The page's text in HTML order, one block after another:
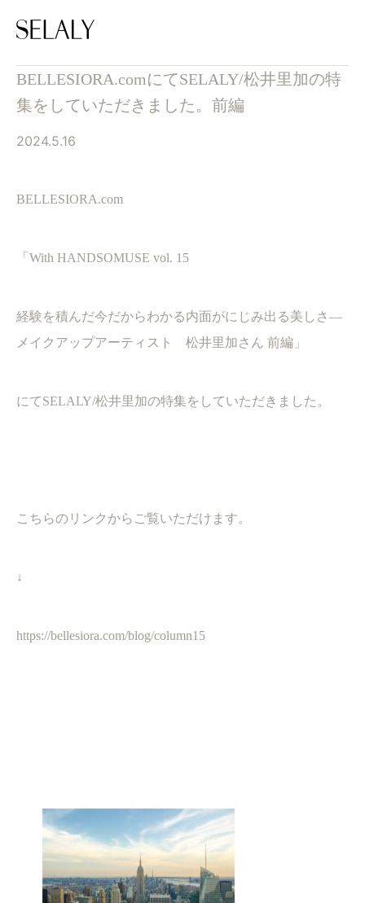
BELLESIORA.comにてSELALY/松井里加の特
集をしていただきました。前編
2024.5.16
BELLESIORA.com
「 With HANDSOMUSE vol. 15
経験を積んだ今だからわかる内面がにじみ出る美しさ―
メイクアップアーティスト 松井里加さん 前編 」
にてSELALY/松井里加の特集をしていただきました。
こちらのリンクからご覧いただけます。
↓
https://bellesiora.com/blog/column15